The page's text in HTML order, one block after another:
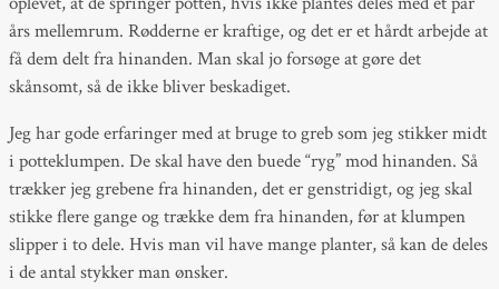
års mellemrum. Rødderne er kraftige, og det er et hårdt arbejde at
få dem delt fra hinanden. Man skal jo forsøge at gøre det
skånsomt, så de ikke bliver beskadiget.
Jeg har gode erfaringer med at bruge to greb som jeg stikker midt
i potteklumpen. De skal have den buede “ryg” mod hinanden. Så
trækker jeg grebene fra hinanden, det er genstridigt, og jeg skal
stikke flere gange og trække dem fra hinanden, før at klumpen
slipper i to dele. Hvis man vil have mange planter, så kan de deles
i de antal stykker man ønsker.